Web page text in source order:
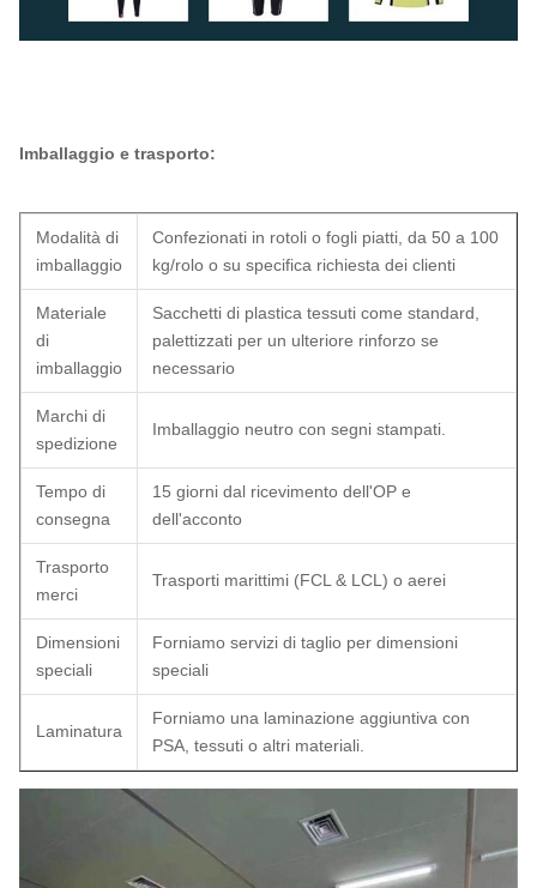
Imballaggio e trasporto:
Modalità di
imballaggio
Confezionati in rotoli o fogli piatti, da 50 a 100
kg/rolo o su specifica richiesta dei clienti
Materiale
di
imballaggio
Sacchetti di plastica tessuti come standard,
palettizzati per un ulteriore rinforzo se
necessario
Marchi di
spedizione
Imballaggio neutro con segni stampati.
Tempo di
consegna
15 giorni dal ricevimento dell'OP e
dell'acconto
Trasporto
merci
Trasporti marittimi (FCL & LCL) o aerei
Dimensioni
speciali
Forniamo servizi di taglio per dimensioni
speciali
Laminatura
Forniamo una laminazione aggiuntiva con
PSA, tessuti o altri materiali.